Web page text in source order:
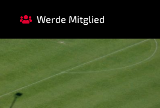
Werde Mitglied